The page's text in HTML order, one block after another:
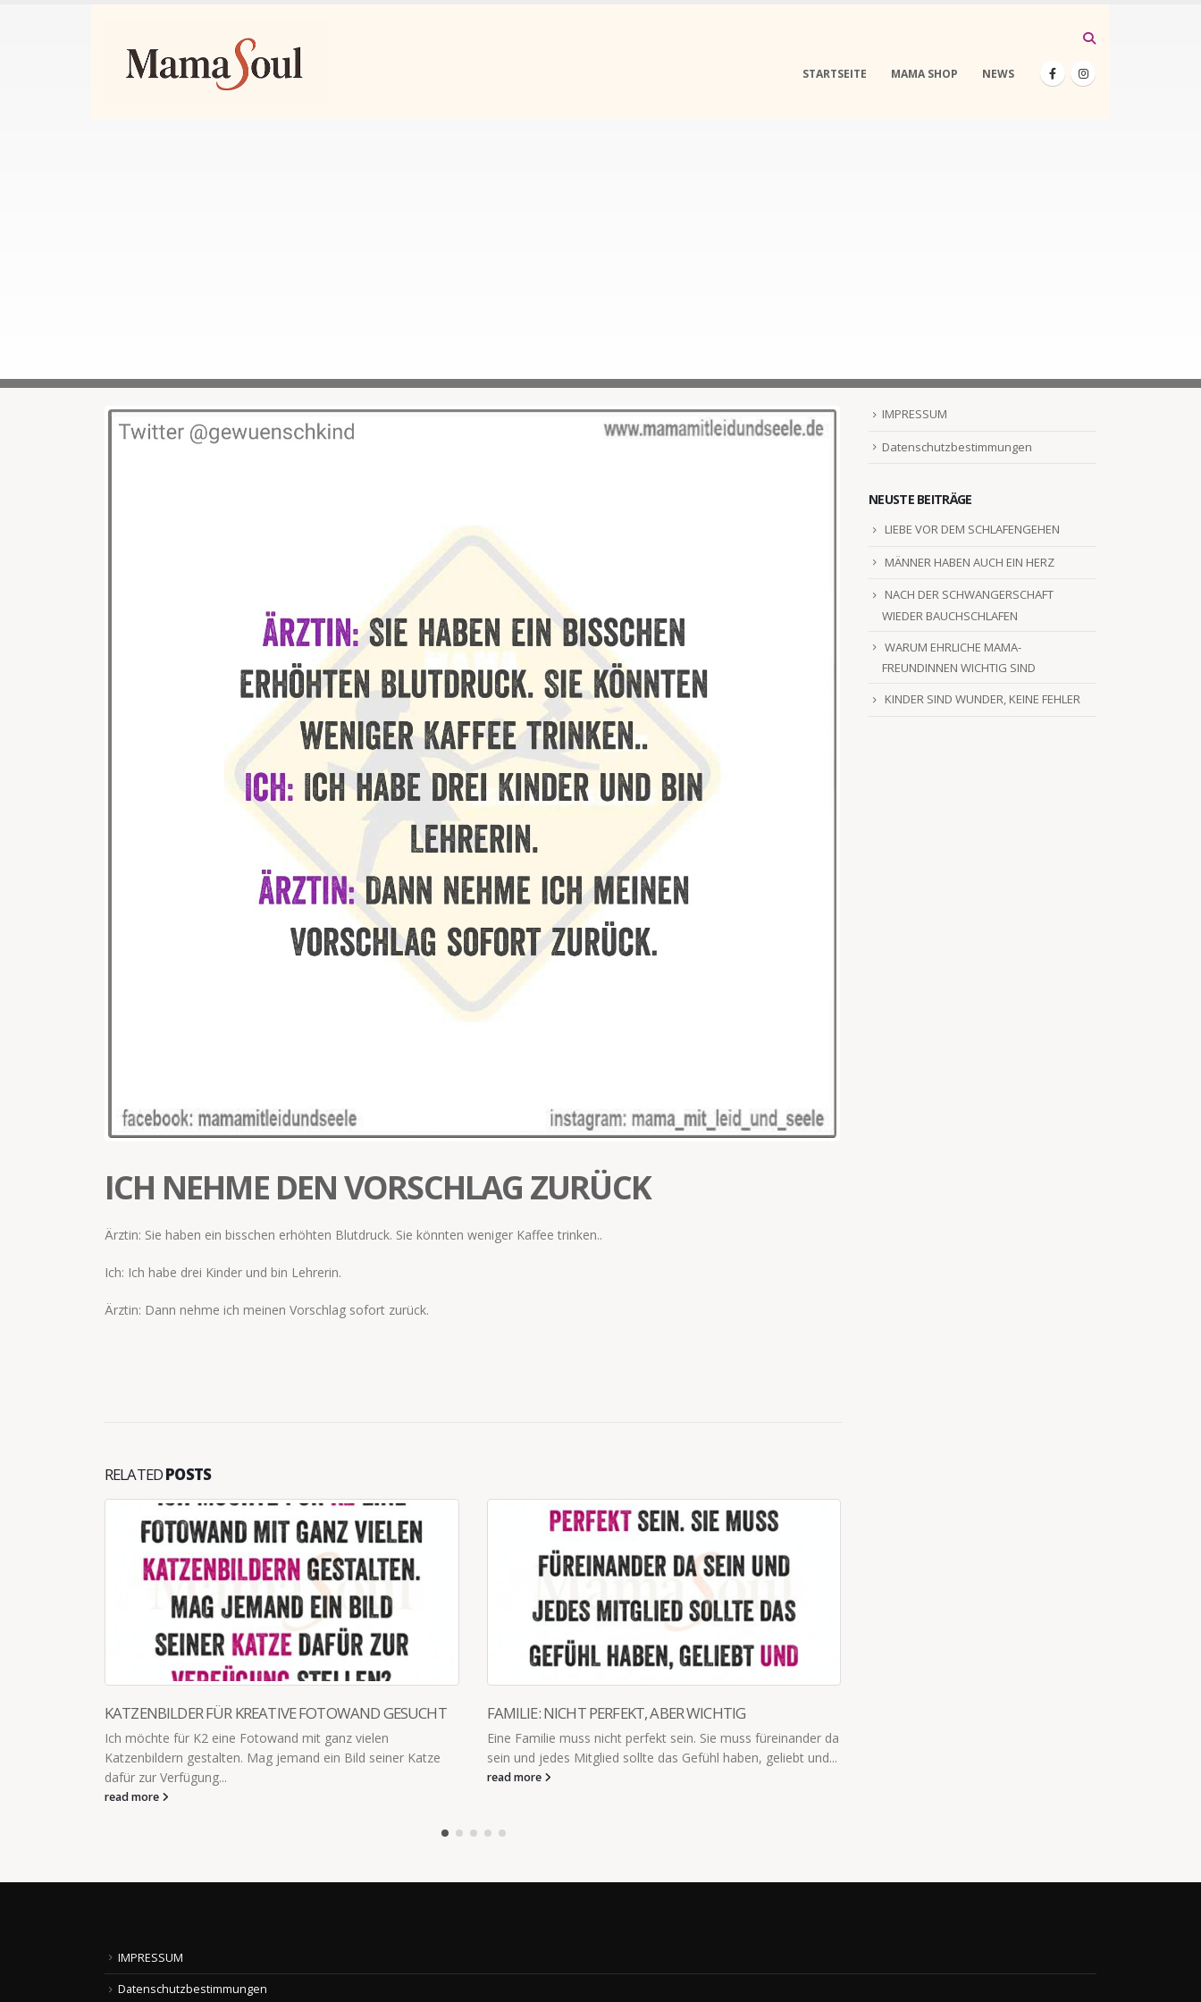
STARTSEITE MAMA SHOP NEWS
ICH NEHME DEN VORSCHLAG ZURÜCK
Ärztin: Sie haben ein bisschen erhöhten Blutdruck. Sie könnten weniger Kaffee trinken..
Ich: Ich habe drei Kinder und bin Lehrerin.
Ärztin: Dann nehme ich meinen Vorschlag sofort zurück.
RELATEDPOSTS
ZU
KATZENBILDER FÜR KREATIVE FOTOWAND GESUCHT
Ich möchte für K2 eine Fotowand mit ganz vielen
Katzenbildern gestalten. Mag jemand ein Bild seiner Katze
dafür zur Verfügung...
read more
FAMILIE: NICHT PERFEKT, ABER WICHTIG
Eine Familie muss nicht perfekt sein. Sie muss füreinander da
sein und jedes Mitglied sollte das Gefühl haben, geliebt und...
read more
IMPRESSUM
Datenschutzbestimmungen
NEUSTE BEITRÄGE
LIEBE VOR DEM SCHLAFENGEHEN
MÄNNER HABEN AUCH EIN HERZ
NACH DER SCHWANGERSCHAFT
WIEDER BAUCHSCHLAFEN
WARUM EHRLICHE MAMA-
FREUNDINNEN WICHTIG SIND
KINDER SIND WUNDER, KEINE FEHLER
IMPRESSUM
Datenschutzbestimmungen